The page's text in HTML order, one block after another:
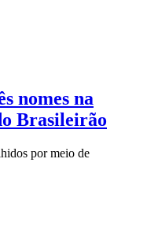
nomes na
Brasileirão
por meio de